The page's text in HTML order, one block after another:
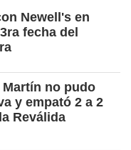
Newell's en
fecha del
Martín no pudo
y empató 2 a 2
Reválida